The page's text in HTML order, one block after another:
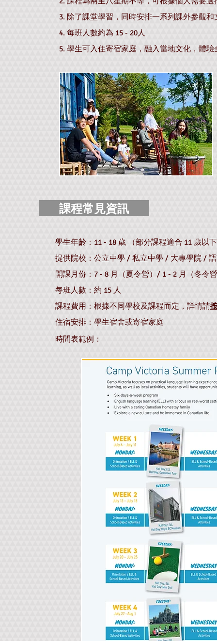
3. 除了課堂學習，同時安排一系列課外參觀
4. 每班人數約為 15 - 20人
​5. 學生可入住寄宿家庭，融入當地文化，體驗
課程常見資訊
學生年齡：11 - 18 歲 （部分課程適合 11 歲以
提供院校：公立中學 / 私立中學 / 大專學院 /
開課月份：7 - 8 月（夏令營）/ 1 - 2 月（冬令
每班人數：約 15 人
課程費用：根據不同學校及課程而定，詳情請
住宿安排：​學生宿舍或寄宿家庭
時間表範例：